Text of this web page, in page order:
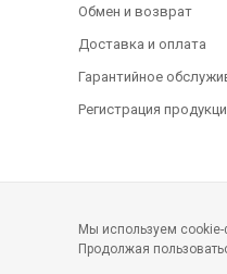
Обмен и возврат
Доставка и оплата
Гарантийное
Регистрация
©2011-2026 Все
Мы используем cookie-
Продолжая